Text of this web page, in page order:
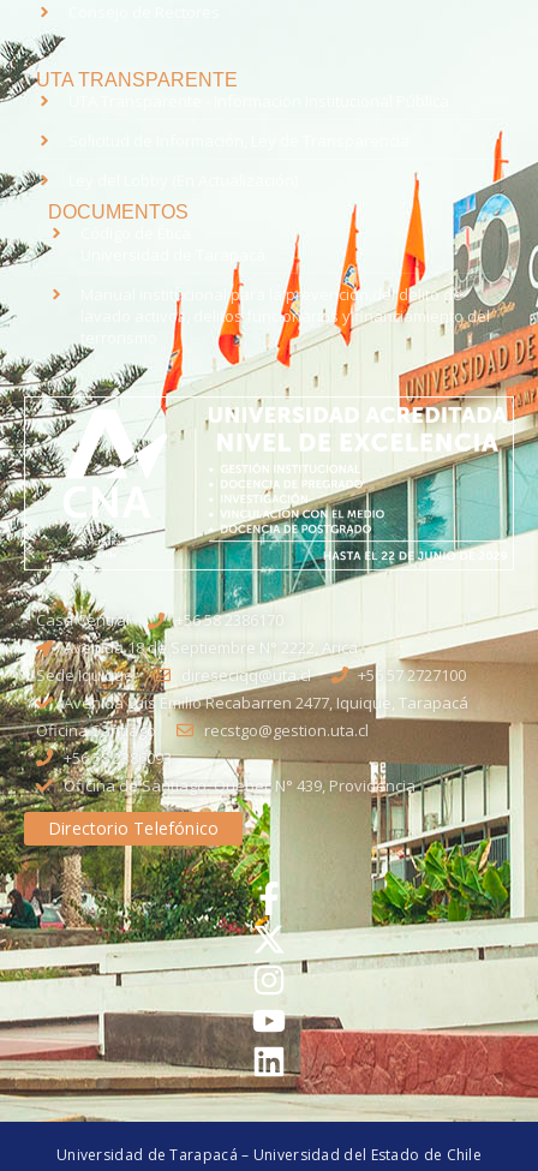
UTA TRANSPARENTE
DOCUMENTOS
Manual institucional para la prevención del delito de
lavado activos, delitos funcionarios y financiamiento del
Casa Central
+56 58 2386170
Avenida 18 de Septiembre N° 2222, Arica
Sede Iquique
direseciqq@uta.cl
+56 57 2727100​
Avenida Luis Emilio Recabarren 2477, Iquique, Tarapacá
Oficina Santiago
recstgo@gestion.uta.cl
+56 58 2386093
Oficina de Santiago: Quebec N° 439, Providencia
Directorio Telefónico
Universidad de Tarapacá – Universidad del Estado de Chile